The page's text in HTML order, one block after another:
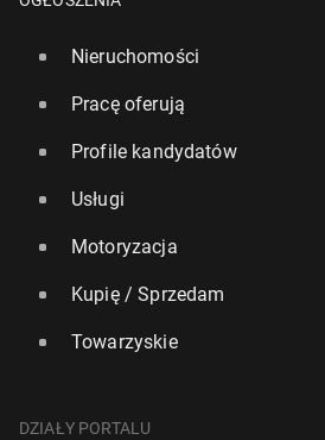
Nieruchomości
Pracę oferują
Profile kandydatów
Usługi
Motoryzacja
Kupię / Sprzedam
Towarzyskie
DZIAŁY PORTALU